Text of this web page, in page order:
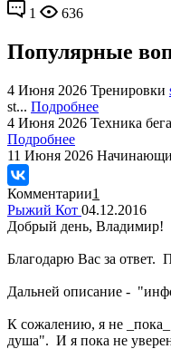
1
636
Популярные
4 Июня 2026 Тренировки
st... Подробнее
4 Июня 2026 Техника бега
Подробнее
11 Июня 2026
Комментарии1
Рыжий Кот 04.12.2016
Добрый день, Владимир!
Благодарю Вас за ответ.
Дальней описание -
К сожалению, я не _пока_
душа". И я пока не